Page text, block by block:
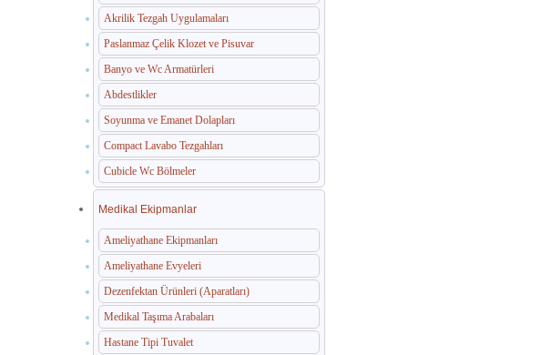
Akrilik Tezgah Uygulamaları
Paslanmaz Çelik Klozet ve Pisuvar
Banyo ve Wc Armatürleri
Abdestlikler
Soyunma ve Emanet Dolapları
Compact Lavabo Tezgahları
Cubicle Wc Bölmeler
Medikal Ekipmanlar
Ameliyathane Ekipmanları
Ameliyathane Evyeleri
Dezenfektan Ürünleri (Aparatları)
Medikal Taşıma Arabaları
Hastane Tipi Tuvalet